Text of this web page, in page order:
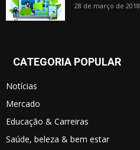
28 de março de 2018
CATEGORIA POPULAR
Notícias
Mercado
Educação & Carreiras
Saúde, beleza & bem estar